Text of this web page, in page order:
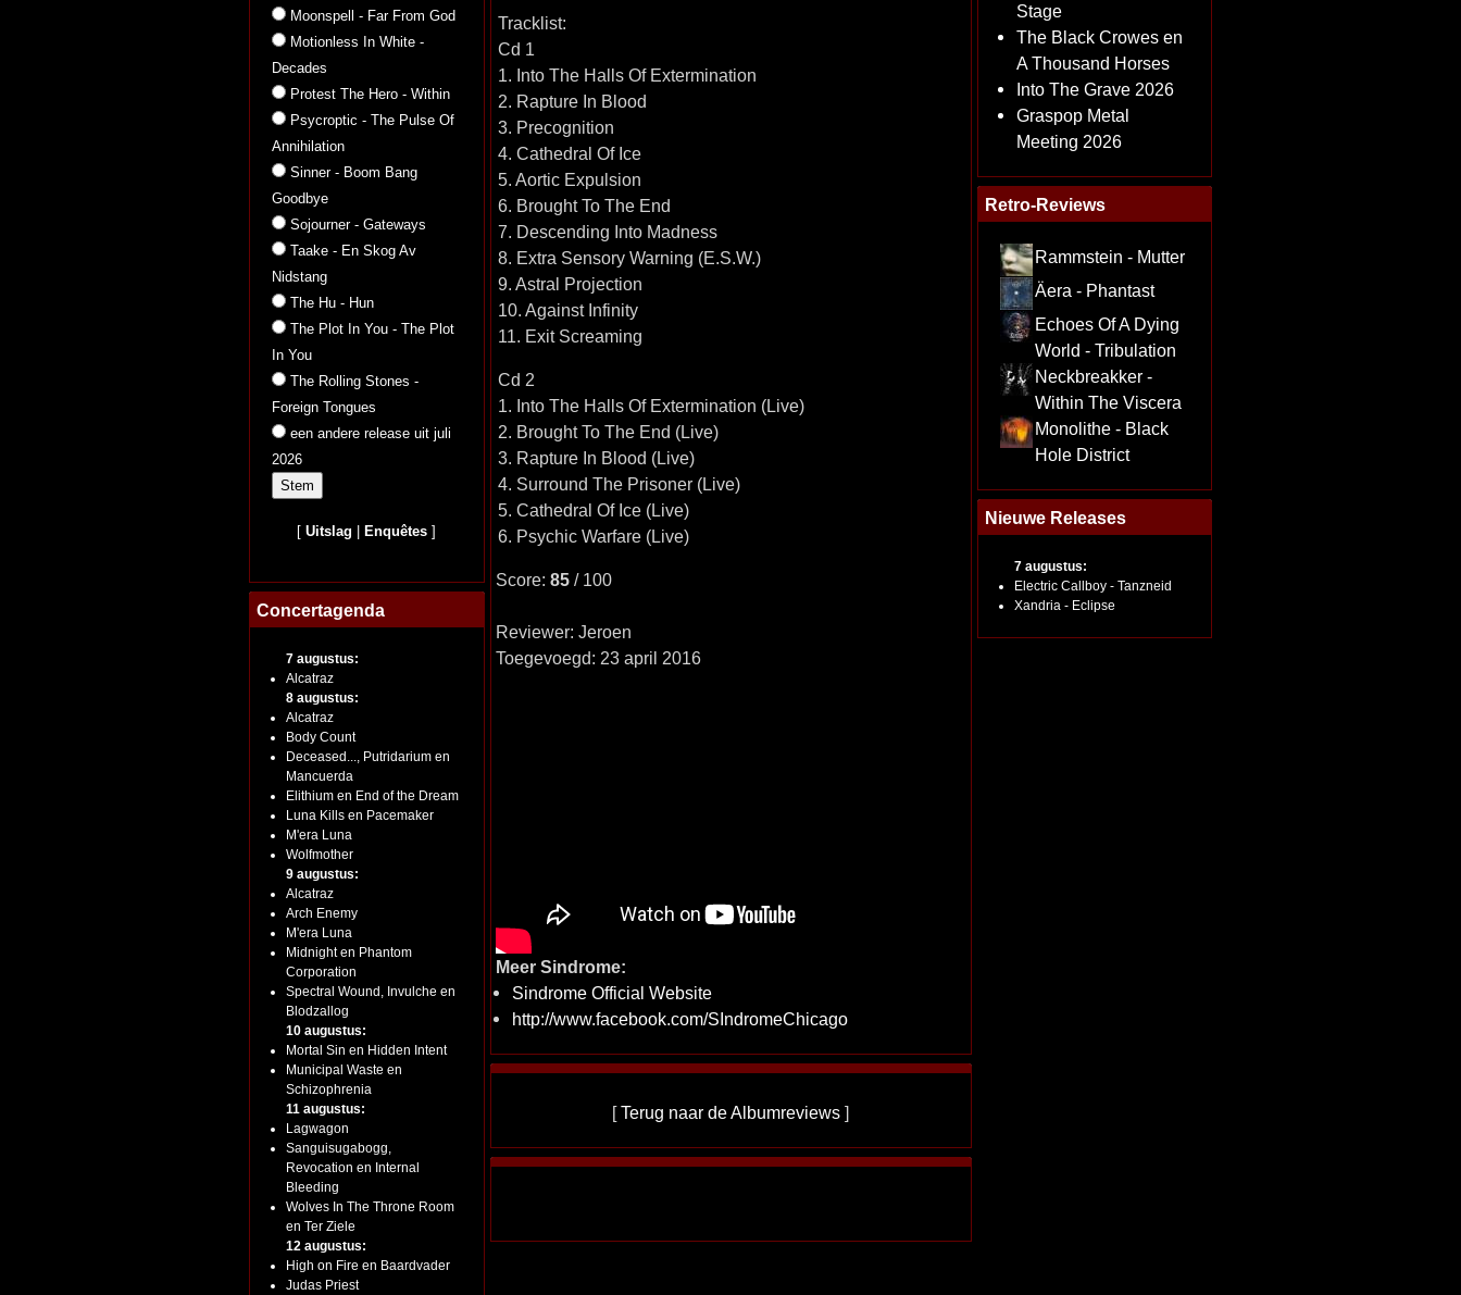
Moonspell - Far From God
Motionless In White -
Decades
Protest The Hero - Within
Psycroptic - The Pulse Of
Annihilation
Sinner - Boom Bang
Goodbye
Sojourner - Gateways
Taake - En Skog Av
Nidstang
The Hu - Hun
The Plot In You - The Plot
In You
The Rolling Stones -
Foreign Tongues
een andere release uit juli
2026
[Uitslag Enquêtes ]
Concertagenda
7 augustus:
Alcatraz
8 augustus:
Alcatraz
Body Count
Deceased..., Putridarium en
Mancuerda
Elithium en End of the Dream
Luna Kills en Pacemaker
M'era Luna
Wolfmother
9 augustus:
Alcatraz
Arch Enemy
M'era Luna
Midnight en Phantom
Corporation
Spectral Wound, Invulche en
Blodzallog
10 augustus:
Mortal Sin en Hidden Intent
Municipal Waste en
Schizophrenia
11 augustus:
Lagwagon
Sanguisugabogg,
Revocation en Internal
Bleeding
Wolves In The Throne Room
en Ter Ziele
12 augustus:
High on Fire en Baardvader
Judas Priest
Tracklist:
Cd 1
1. Into The Halls Of Extermination
2. Rapture In Blood
3. Precognition
4. Cathedral Of Ice
5. Aortic Expulsion
6. Brought To The End
7. Descending Into Madness
8. Extra Sensory Warning (E.S.W.)
9. Astral Projection
10. Against Infinity
11. Exit Screaming
Cd 2
1. Into The Halls Of Extermination (Live)
2. Brought To The End (Live)
3. Rapture In Blood (Live)
4. Surround The Prisoner (Live)
5. Cathedral Of Ice (Live)
6. Psychic Warfare (Live)
Score: 85/ 100
Reviewer: Jeroen
Toegevoegd: 23 april 2016
Meer Sindrome:
Sindrome Official Website
http://www.facebook.com/SIndromeChicago
[Terug naar de Albumreviews ]
Stage
The Black Crowes en
A Thousand Horses
Into The Grave 2026
Graspop Metal
Meeting 2026
Retro-Reviews
Rammstein - Mutter
Äera - Phantast
Echoes Of A Dying
World - Tribulation
Neckbreakker -
Within The Viscera
Monolithe - Black
Hole District
Nieuwe Releases
7 augustus:
Electric Callboy - Tanzneid
Xandria - Eclipse